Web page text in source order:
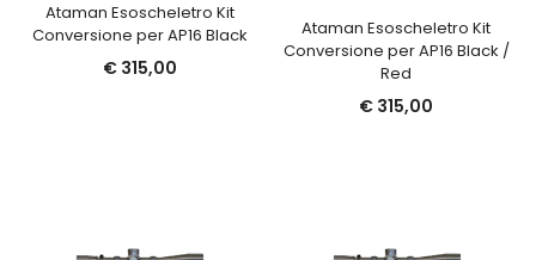
Ataman Esoscheletro Kit
Conversione per AP16 Black
€315,00
Ataman Esoscheletro Kit
Conversione per AP16 Black /
Red
€ 315,00